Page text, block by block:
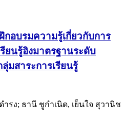
อบรมความรู้เกี่ยวกับการ
ยนรู้อิงมาตรฐานระดับ
มสาระการเรียนรู้
รง; ธานี ชูกำเนิด, เย็นใจ สุวานิช